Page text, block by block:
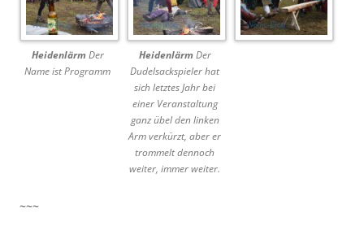
HeidenlärmDer
Name ist Programm
HeidenlärmDer
Dudelsackspieler hat
sich letztes Jahr bei
einer Veranstaltung
ganz übel den linken
Arm verkürzt, aber er
trommelt dennoch
weiter, immer weiter.
~~~